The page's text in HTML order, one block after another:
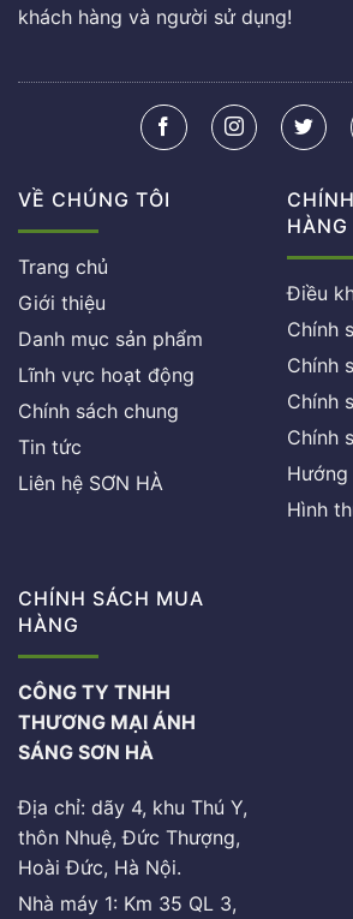
khách hàng và người sử dụng!
VỀ CHÚNG TÔI
Trang chủ
Giới thiệu
Danh mục sản phẩm
Lĩnh vực hoạt động
Chính sách chung
Tin tức
Liên hệ SƠN HÀ
HÀNG
Điều
Chính
Chính
Chính
Chính
Hình
CHÍNH SÁCH MUA
HÀNG
CÔNG TY TNHH
THƯƠNG MẠI ÁNH
SÁNG SƠN HÀ
Địa chỉ: dãy 4, khu Thú Y,
thôn Nhuệ, Đức Thượng,
Hoài Đức, Hà Nội.
Nhà máy 1: Km 35 QL 3,